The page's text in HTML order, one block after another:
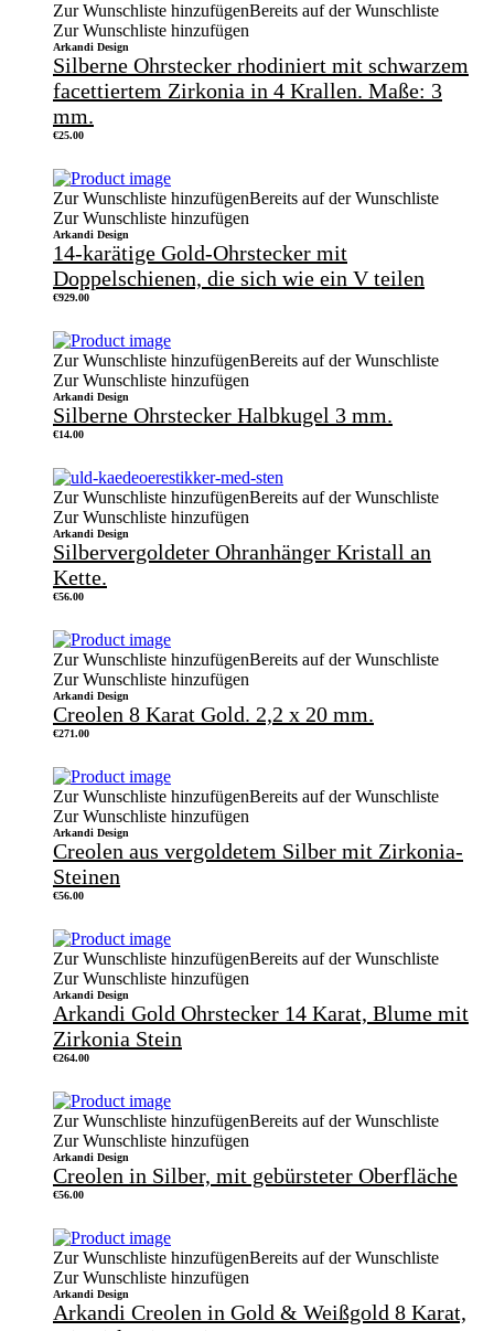
Zur Wunschliste hinzufügenBereits auf der Wunschliste
Zur Wunschliste hinzufügen
Arkandi Design
Silberne Ohrstecker rhodiniert mit schwarzem
facettiertem Zirkonia in 4 Krallen. Maße: 3
mm.
€25.00
Zur Wunschliste hinzufügenBereits auf der Wunschliste
Zur Wunschliste hinzufügen
Arkandi Design
14-karätige Gold-Ohrstecker mit
Doppelschienen, die sich wie ein V teilen
€929.00
Zur Wunschliste hinzufügenBereits auf der Wunschliste
Zur Wunschliste hinzufügen
Arkandi Design
Silberne Ohrstecker Halbkugel 3 mm.
€14.00
Zur Wunschliste hinzufügenBereits auf der Wunschliste
Zur Wunschliste hinzufügen
Arkandi Design
Silbervergoldeter Ohranhänger Kristall an
Kette.
€56.00
Zur Wunschliste hinzufügenBereits auf der Wunschliste
Zur Wunschliste hinzufügen
Arkandi Design
Creolen 8 Karat Gold. 2,2 x 20 mm.
€271.00
Zur Wunschliste hinzufügenBereits auf der Wunschliste
Zur Wunschliste hinzufügen
Arkandi Design
Creolen aus vergoldetem Silber mit Zirkonia-
Steinen
€56.00
Zur Wunschliste hinzufügenBereits auf der Wunschliste
Zur Wunschliste hinzufügen
Arkandi Design
Arkandi Gold Ohrstecker 14 Karat, Blume mit
Zirkonia Stein
€264.00
Zur Wunschliste hinzufügenBereits auf der Wunschliste
Zur Wunschliste hinzufügen
Arkandi Design
Creolen in Silber, mit gebürsteter Oberfläche
€56.00
Zur Wunschliste hinzufügenBereits auf der Wunschliste
Zur Wunschliste hinzufügen
Arkandi Design
Arkandi Creolen in Gold & Weißgold 8 Karat,